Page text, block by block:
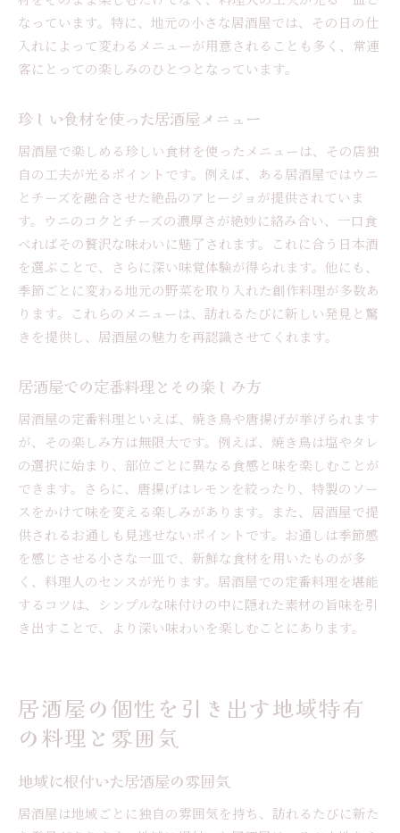
なっています。特に、地元の小さな居酒屋では、その日の仕
入れによって変わるメニューが用意されることも多く、常連
客にとっての楽しみのひとつとなっています。
珍しい食材を使った居酒屋メニュー
居酒屋で楽しめる珍しい食材を使ったメニューは、その店独
自の工夫が光るポイントです。例えば、ある居酒屋ではウニ
とチーズを融合させた絶品のアヒージョが提供されていま
す。ウニのコクとチーズの濃厚さが絶妙に絡み合い、一口食
べればその贅沢な味わいに魅了されます。これに合う日本酒
を選ぶことで、さらに深い味覚体験が得られます。他にも、
季節ごとに変わる地元の野菜を取り入れた創作料理が多数あ
ります。これらのメニューは、訪れるたびに新しい発見と驚
きを提供し、居酒屋の魅力を再認識させてくれます。
居酒屋での定番料理とその楽しみ方
居酒屋の定番料理といえば、焼き鳥や唐揚げが挙げられます
が、その楽しみ方は無限大です。例えば、焼き鳥は塩やタレ
の選択に始まり、部位ごとに異なる食感と味を楽しむことが
できます。さらに、唐揚げはレモンを絞ったり、特製のソー
スをかけて味を変える楽しみがあります。また、居酒屋で提
供されるお通しも見逃せないポイントです。お通しは季節感
を感じさせる小さな一皿で、新鮮な食材を用いたものが多
く、料理人のセンスが光ります。居酒屋での定番料理を堪能
するコツは、シンプルな味付けの中に隠れた素材の旨味を引
き出すことで、より深い味わいを楽しむことにあります。
居酒屋の個性を引き出す地域特有
の料理と雰囲気
地域に根付いた居酒屋の雰囲気
居酒屋は地域ごとに独自の雰囲気を持ち、訪れるたびに新た